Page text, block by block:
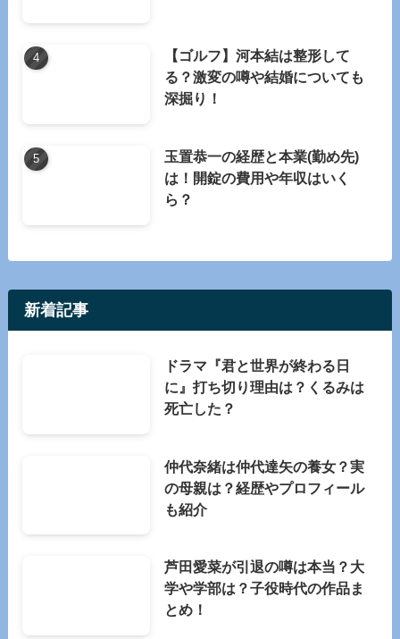
【ゴルフ】河本結は整形して
る？激変の噂や結婚についても
深掘り！
玉置恭一の経歴と本業(勤め先)
は！開錠の費用や年収はいく
ら？
新着記事
ドラマ『君と世界が終わる日
に』打ち切り理由は？くるみは
死亡した？
仲代奈緒は仲代達矢の養女？実
の母親は？経歴やプロフィール
も紹介
芦田愛菜が引退の噂は本当？大
学や学部は？子役時代の作品ま
とめ！